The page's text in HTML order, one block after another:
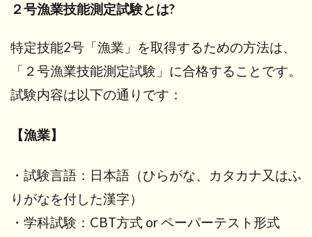
２号漁業技能測定試験とは?
特定技能2号「漁業」を取得するための方法は、
「２号漁業技能測定試験」に合格することです。
試験内容は以下の通りです：
【漁業】
・試験言語：日本語（ひらがな、カタカナ又はふ
りがなを付した漢字）
・学科試験：CBT方式 or ペーパーテスト形式